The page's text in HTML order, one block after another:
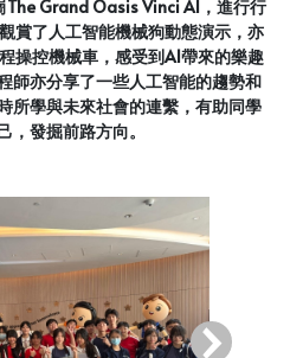
The Grand Oasis Vinci AI，進行行
賞了人工智能機械狗動態演示，亦
操控機械車，感受到AI帶來的樂趣
師亦分享了一些人工智能的趨勢和
所學與未來社會的連繫，有助同學
，發掘前路方向。
›